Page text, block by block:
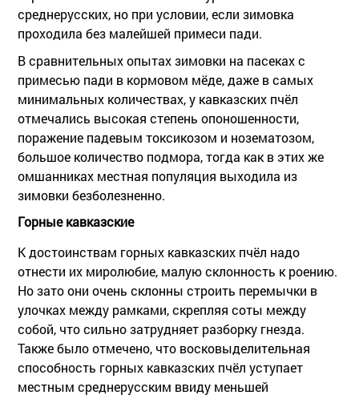
среднерусских, но при условии, если зимовка
проходила без малейшей примеси пади.
В сравнительных опытах зимовки на пасеках с
примесью пади в кормовом мёде, даже в самых
минимальных количествах, у кавказских пчёл
отмечались высокая степень опоношенности,
поражение падевым токсикозом и нозематозом,
большое количество подмора, тогда как в этих же
омшанниках местная популяция выходила из
зимовки безболезненно.
Горные кавказские
К достоинствам горных кавказских пчёл надо
отнести их миролюбие, малую склонность к роению.
Но зато они очень склонны строить перемычки в
улочках между рамками, скрепляя соты между
собой, что сильно затрудняет разборку гнезда.
Также было отмечено, что восковыделительная
способность горных кавказских пчёл уступает
местным среднерусским ввиду меньшей